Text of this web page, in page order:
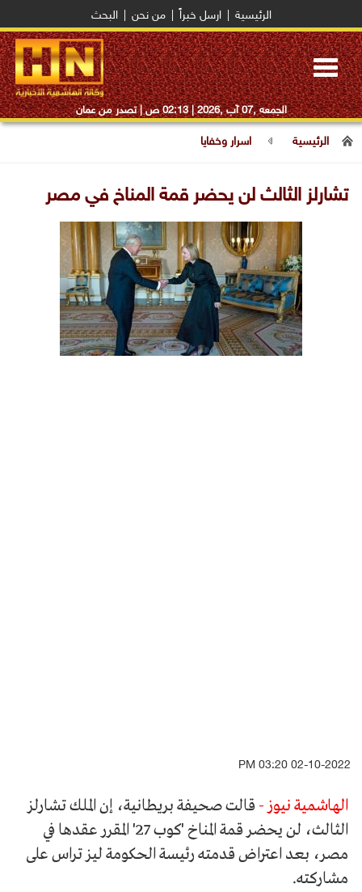
الرئيسية ارسل خبراً من نحن البحث
Toggle
navigation
الجمعه ,07 آب ,2026 | 02:13 ص | تصدر من عمان
الرئيسية اسرار وخفايا
تشارلز الثالث لن يحضر قمة المناخ في مصر
02-10-2022 03:20 PM
الهاشمية نيوز - قالت صحيفة بريطانية، إن الملك تشارلز
الثالث، لن يحضر قمة المناخ 'كوب 27' المقرر عقدها في
مصر، بعد اعتراض قدمته رئيسة الحكومة ليز تراس على
مشاركته.